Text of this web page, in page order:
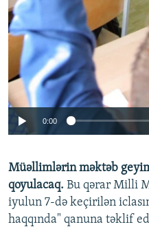
0:00
Müəllimlərin məktəb
qoyulacaq. Bu qərar Milli
iyulun 7-də keçirilən
haqqında" qanuna təklif